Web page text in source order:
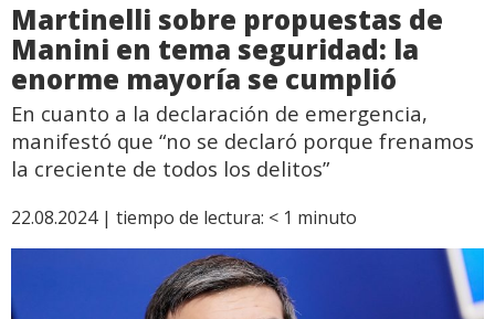
Martinelli sobre propuestas de
Manini en tema seguridad: la
enorme mayoría se cumplió
En cuanto a la declaración de emergencia,
manifestó que “no se declaró porque frenamos
la creciente de todos los delitos”
22.08.2024 | tiempo de lectura: < 1 minuto